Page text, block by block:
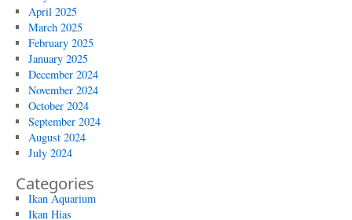
April 2025
March 2025
February 2025
January 2025
December 2024
November 2024
October 2024
September 2024
August 2024
July 2024
Categories
Ikan Aquarium
Ikan Hias